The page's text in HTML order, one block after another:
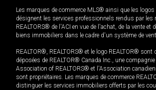
Les marques de commerce MLS® ainsi que les
désignent les services professionnels rendus par les
REALTORS® de l'ACI en vue de l'achat, de la vente et
biens immobiliers dans le cadre d'un système de
REALTOR®, REALTORS® et le logo REALTOR® sont
déposées de REALTOR® Canada Inc., une
Association of REALTORS® et l'Association
sont propriétaires. Les marques de commerce
distinguer les services immobiliers offerts par les